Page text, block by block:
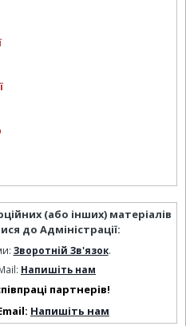
(або інших) матеріалів
до Адміністрації:
Зворотній Зв'язок.
Напишіть нам
партнерів!
Напишіть нам